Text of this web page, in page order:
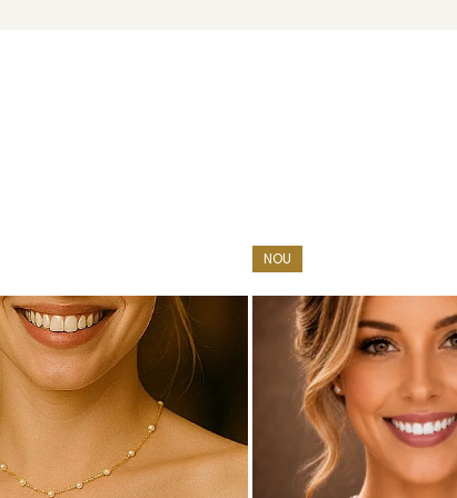
perle este însoțită de un certificat de garanție și
să-ți lumineze ținutele cu o strălucire blândă și rafinată.
ele. Alege o pereche de
cercei cu perle și o
aur si argint utilizate in realizarea bijuteriilor
NOU